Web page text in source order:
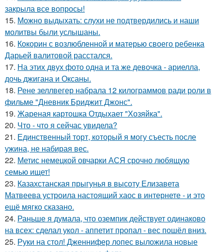
закрыла все вопросы!
15. Можно выдыхать: слухи не подтвердились и наши
молитвы были услышаны.
16. Кокорин с возлюбленной и матерью своего ребенка
Дарьей валитовой расстался.
17. На этих двух фото одна и та же девочка - ариелла,
дочь джигана и Оксаны.
18. Рене зеллвегер набрала 12 килограммов ради роли в
фильме "Дневник Бриджит Джонс".
19. Жареная картошка Отдыхает "Хозяйка".
20. Что - что я сейчас увидела?
21. Единственный торт, который я могу съесть после
ужина, не набирая вес.
22. Метис немецкой овчарки АСЯ срочно любящую
семью ищет!
23. Казахстанская прыгунья в высоту Елизавета
Матвеева устроила настоящий хаос в интернете - и это
ещё мягко сказано.
24. Раньше я думала, что оземпик действует одинаково
на всех: сделал укол - аппетит пропал - вес пошёл вниз.
25. Руки на стол! Дженнифер лопес выложила новые